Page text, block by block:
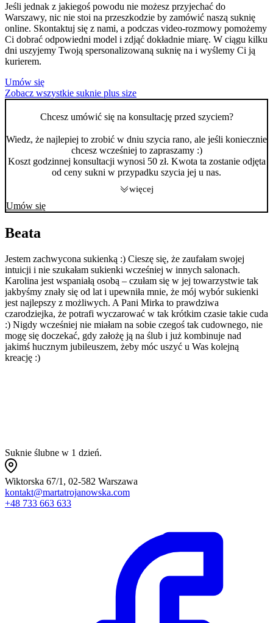
Jeśli jednak z jakiegoś powodu nie możesz przyjechać do
Warszawy, nic nie stoi na przeszkodzie by zamówić naszą suknię
online. Skontaktuj się z nami, a podczas video-rozmowy pomożemy
Ci dobrać odpowiedni model i zdjąć dokładnie miarę. W ciągu kilku
dni uszyjemy Twoją spersonalizowaną suknię na i wyślemy Ci ją
kurierem.
Umów się
Zobacz wszystkie suknie plus size
Chcesz umówić się na konsultację przed szyciem?
Wiedz, że najlepiej to zrobić w dniu szycia rano, ale jeśli koniecznie
chcesz wcześniej to zapraszamy :)
Koszt godzinnej konsultacji wynosi 50 zł. Kwota ta zostanie odjęta
od ceny sukni w przypadku szycia jej u nas.
więcej
Umów się
Beata
Jestem zachwycona sukienką :) Cieszę się, że zaufałam swojej
intuicji i nie szukałam sukienki wcześniej w innych salonach.
Karolina jest wspaniałą osobą – czułam się w jej towarzystwie tak
jakbyśmy znały się od lat i upewniła mnie, że mój wybór sukienki
jest najlepszy z możliwych. A Pani Mirka to prawdziwa
czarodziejka, że potrafi wyczarować w tak krótkim czasie takie cuda
:) Nigdy wcześniej nie miałam na sobie czegoś tak cudownego, nie
mogę się doczekać, gdy założę ją na ślub i już kombinuje nad
jakimś hucznym jubileuszem, żeby móc uszyć u Was kolejną
kreację :)
Suknie ślubne w 1 dzień.
Wiktorska 67/1, 02-582 Warszawa
kontakt@martatrojanowska.com
+48 733 663 633